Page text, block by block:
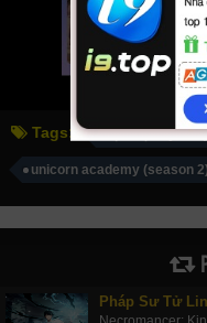
Tags: học viện kỳ lân
unicorn academy (season 2)
Pháp Sư Tử